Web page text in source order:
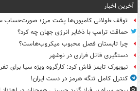
آخرین اخبار
توقف طولانی کامیون‌ها پشت مرز؛ صورت‌حساب
حماقت ترامپ با ذخایر انرژی جهان چه کرد؟
چرا تابستان فصل محبوب میکروب‌هاست؟
دستگیری قاتل فراری در نوشهر
نیویورک تایمز فاش کرد: کارگروه ویژه سیا برای
کنترل کامل تنگه هرمز در دست ایران!